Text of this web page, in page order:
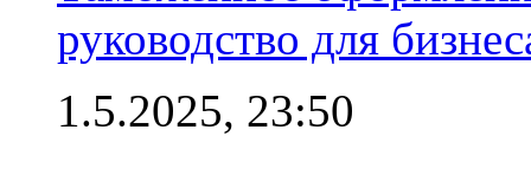
руководство для
1.5.2025, 23:50